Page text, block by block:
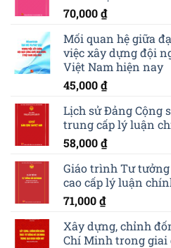
70,000₫
Mối quan hệ giữa
việc xây dựng đội
Việt Nam hiện nay
45,000₫
Lịch sử Đảng Cộng
trung cấp lý luận
58,000₫
Giáo trình Tư
cao cấp lý luận
71,000₫
Xây dựng, chỉnh
Chí Minh trong giai